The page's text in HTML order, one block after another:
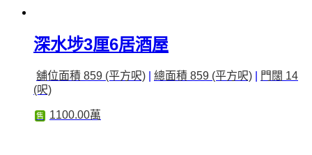
深水埗3厘6居酒屋
舖位面積 859 (平方呎) 總面積 859 (平方呎)
門闊 14
(呎)
售 1100.00萬